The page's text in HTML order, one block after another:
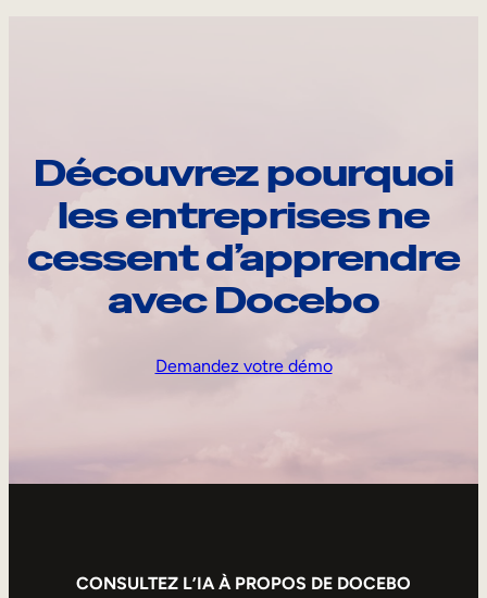
Découvrez pourquoi
les entreprises ne
cessent d’apprendre
avec Docebo
Demandez votre démo
CONSULTEZ L’IA À PROPOS DE DOCEBO